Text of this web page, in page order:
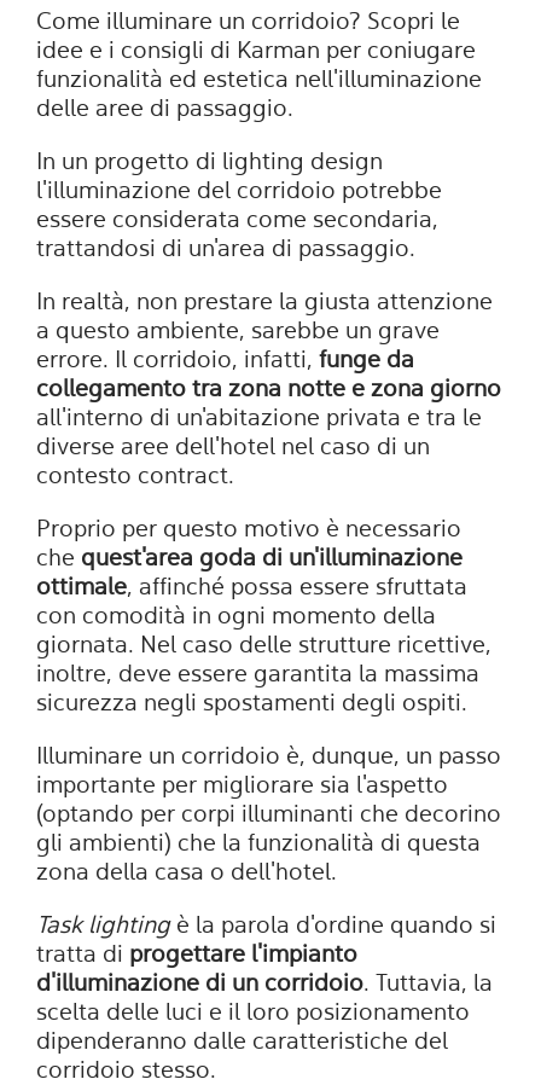
Come illuminare un corridoio? Scopri le
idee e i consigli di Karman per coniugare
funzionalità ed estetica nell'illuminazione
delle aree di passaggio.
In un progetto di lighting design
l'illuminazione del corridoio potrebbe
essere considerata come secondaria,
trattandosi di un'area di passaggio.
In realtà, non prestare la giusta attenzione
a questo ambiente, sarebbe un grave
errore. Il corridoio, infatti, funge da
collegamento tra zona notte e zona giorno
all'interno di un'abitazione privata e tra le
diverse aree dell'hotel nel caso di un
contesto contract.
Proprio per questo motivo è necessario
che quest'area goda di un'illuminazione
ottimale, affinché possa essere sfruttata
con comodità in ogni momento della
giornata. Nel caso delle strutture ricettive,
inoltre, deve essere garantita la massima
sicurezza negli spostamenti degli ospiti.
Illuminare un corridoio è, dunque, un passo
importante per migliorare sia l'aspetto
(optando per corpi illuminanti che decorino
gli ambienti) che la funzionalità di questa
zona della casa o dell'hotel.
Task lightingè la parola d'ordine quando si
tratta di progettare l'impianto
d'illuminazione di un corridoio. Tuttavia, la
scelta delle luci e il loro posizionamento
dipenderanno dalle caratteristiche del
corridoio stesso.